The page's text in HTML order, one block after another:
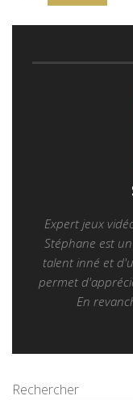
Expert jeux
Stéphane est
talent inné et
permet
En
Rechercher